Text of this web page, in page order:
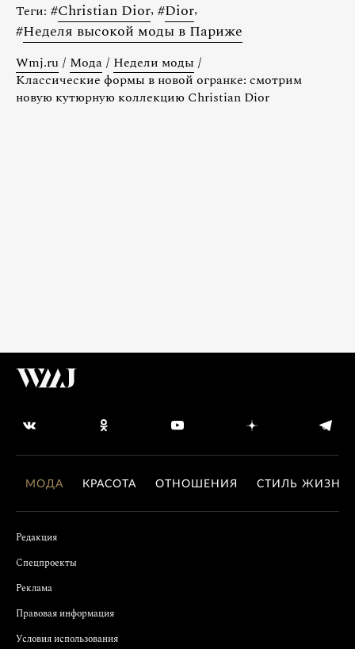
Теги: #Christian Dior, #Dior,
#Неделя высокой моды в Париже
Wmj.ru / Мода / Недели моды /
Классические формы в новой огранке: смотрим
новую кутюрную коллекцию Christian Dior
МОДА КРАСОТА ОТНОШЕНИЯ СТИЛЬ ЖИЗНИ
Редакция
Спецпроекты
Реклама
Правовая информация
Условия использования